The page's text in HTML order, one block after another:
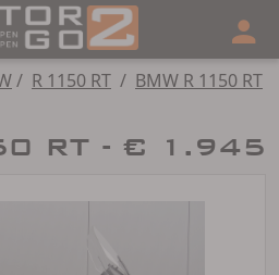
/ R 1150 RT / BMW R 1150 RT
RT - € 1.945